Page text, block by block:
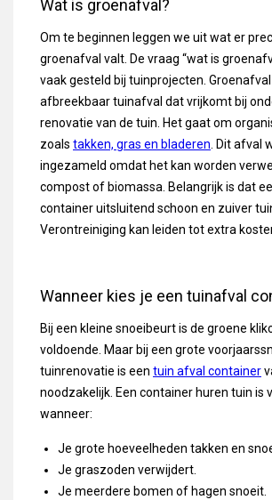
Wat is groenafval?
Om te beginnen leggen we uit wat er
groenafval valt. De vraag “wat is
vaak gesteld bij tuinprojecten.
afbreekbaar tuinafval dat vrijkomt bij
renovatie van de tuin. Het gaat om
zoals takken, gras en bladeren . Dit afval
ingezameld omdat het kan worden
compost of biomassa. Belangrijk is dat
container uitsluitend schoon en zuiver
Verontreiniging kan leiden tot extra
Wanneer kies je een tuinafval
Bij een kleine snoeibeurt is de groene
voldoende. Maar bij een grote
tuinrenovatie is een tuin afval container
noodzakelijk. Een container huren tuin is
wanneer:
Je grote hoeveelheden takken en
Je graszoden verwijdert.
Je meerdere bomen of hagen snoeit.